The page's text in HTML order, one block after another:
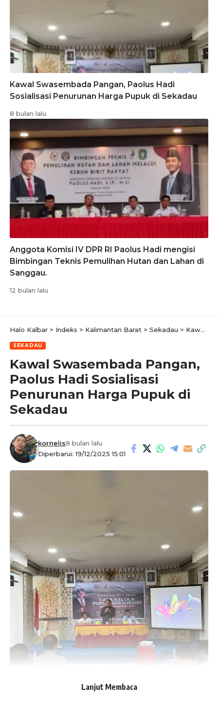
Kawal Swasembada Pangan, Paolus Hadi
Sosialisasi Penurunan Harga Pupuk di Sekadau
8 bulan lalu
Anggota Komisi IV DPR RI Paolus Hadi mengisi
Bimbingan Teknis Pemulihan Hutan dan Lahan di
Sanggau.
12 bulan lalu
Halo Kalbar > Indeks > Kalimantan Barat > Sekadau > Kawal Swasembada Pangan, Paolus Hadi Sosialisasi Penurunan Harga Pupuk di Sekadau
SEKADAU
Kawal Swasembada Pangan,
Paolus Hadi Sosialisasi
Penurunan Harga Pupuk di
Sekadau
Diperbarui: 19/12/2025 15:01
kornelis8 bulan lalu
Lanjut Membaca